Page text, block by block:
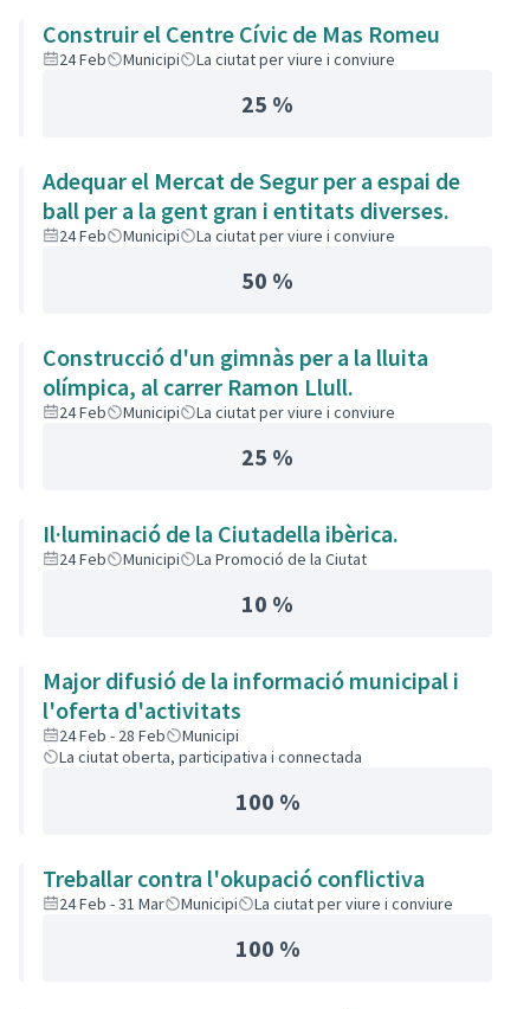
Construir el Centre Cívic de Mas Romeu
24 Feb Municipi La ciutat per viure i conviure
25 %
Adequar el Mercat de Segur per a espai de
ball per a la gent gran i entitats diverses.
24 Feb Municipi La ciutat per viure i conviure
50 %
Construcció d'un gimnàs per a la lluita
olímpica, al carrer Ramon Llull.
24 Feb Municipi La ciutat per viure i conviure
25 %
Il·luminació de la Ciutadella ibèrica.
24 Feb Municipi La Promoció de la Ciutat
10 %
Major difusió de la informació municipal i
l'oferta d'activitats
24 Feb - 28 Feb
Municipi
La ciutat oberta, participativa i connectada
100 %
Treballar contra l'okupació conflictiva
24 Feb - 31 Mar Municipi La ciutat per viure i conviure
100 %